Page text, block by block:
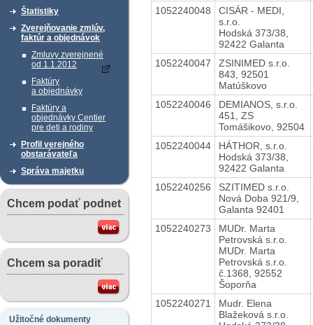
Štatistiky
Zverejňovanie zmlúv,
faktúr a objednávok
Zmluvy zverejnené
od 1.1.2012
Faktúry
a objednávky
Faktúry a
objednávky Centier
pre deti a rodiny
Profil verejného
obstarávateľa
Správa majetku
Chcem podať podnet
Chcem sa poradiť
Užitočné dokumenty
1052240048
CISÁR - MEDI,
s.r.o.
Hodská 373/38,
92422 Galanta
1052240047
ZSINIMED s.r.o.
843, 92501
Matúškovo
1052240046
DEMIANOS, s.r.o.
451, ZS
Tomášikovo, 92504
1052240044
HÁTHOR, s.r.o.
Hodská 373/38,
92422 Galanta
1052240256
SZITIMED s.r.o.
Nová Doba 921/9,
Galanta 92401
1052240273
MUDr. Marta
Petrovská s.r.o.
MUDr. Marta
Petrovská s.r.o.
č.1368, 92552
Šoporňa
1052240271
Mudr. Elena
Blažeková s.r.o.